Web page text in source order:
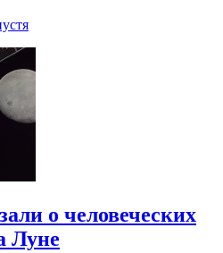
о человеческих
Луне